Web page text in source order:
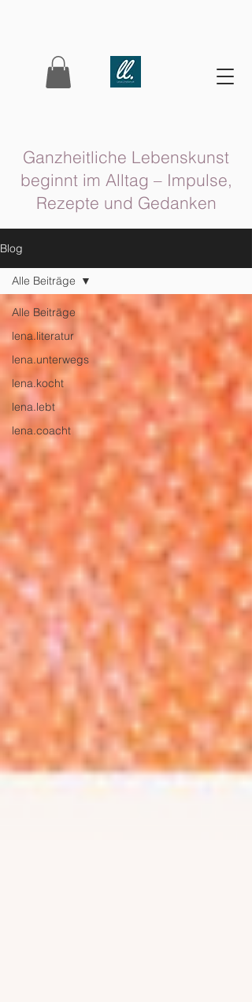
Ganzheitliche Lebenskunst
beginnt im Alltag – Impulse,
Rezepte und Gedanken
Blog
Alle Beiträge
lena.literatur
lena.unterwegs
lena.kocht
lena.lebt
lena.coacht
Alle Beiträge